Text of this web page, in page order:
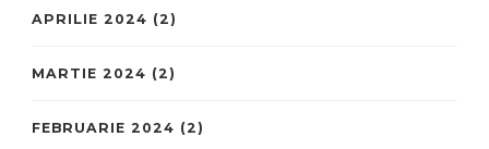
APRILIE 2024 (2)
MARTIE 2024 (2)
FEBRUARIE 2024 (2)